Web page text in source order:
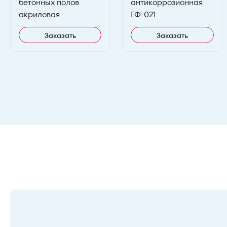
акриловая
Заказать
ГФ-021
Заказать